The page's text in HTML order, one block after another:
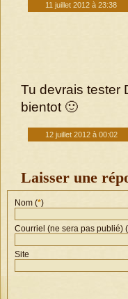
11 juillet 2012 à 23:38
Tu devrais tester
bientot 🙂
12 juillet 2012 à 00:02
Laisser une
Nom (*)
Courriel (ne sera pas publié) (
Site